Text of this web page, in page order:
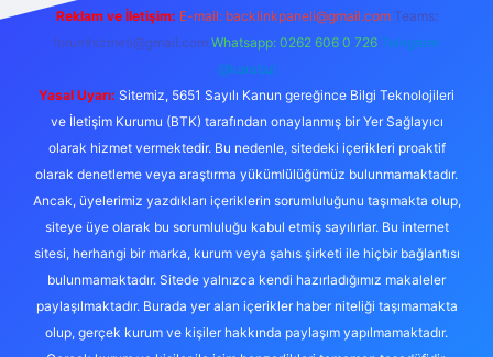
Reklam ve İletişim: E-mail: backlinkpaneli@gmail.com Teams:
forumhizmeti@gmail.com Whatsapp: 0262 606 0 726 Telegram:
@karabul
Yasal Uyarı: Sitemiz, 5651 Sayılı Kanun gereğince Bilgi Teknolojileri
ve İletişim Kurumu (BTK) tarafından onaylanmış bir Yer Sağlayıcı
olarak hizmet vermektedir. Bu nedenle, sitedeki içerikleri proaktif
olarak denetleme veya araştırma yükümlülüğümüz bulunmamaktadır.
Ancak, üyelerimiz yazdıkları içeriklerin sorumluluğunu taşımakta olup,
siteye üye olarak bu sorumluluğu kabul etmiş sayılırlar. Bu internet
sitesi, herhangi bir marka, kurum veya şahıs şirketi ile hiçbir bağlantısı
bulunmamaktadır. Sitede yalnızca kendi hazırladığımız makaleler
paylaşılmaktadır. Burada yer alan içerikler haber niteliği taşımamakta
olup, gerçek kurum ve kişiler hakkında paylaşım yapılmamaktadır.